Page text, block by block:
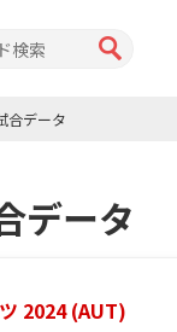
合データ
データ
2024 (AUT)